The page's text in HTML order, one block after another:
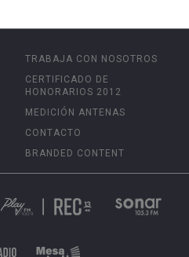
TRABAJA CON NOSOTROS
CERTIFICADO DE
HONORARIOS 2012
MEDICIÓN ANTENAS
CONTACTO
BRANDED CONTENT